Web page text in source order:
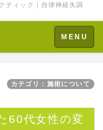
ティック｜自律神経失調
Toggle
navigation
MENU
カテゴリ：施術について
60代女性の変